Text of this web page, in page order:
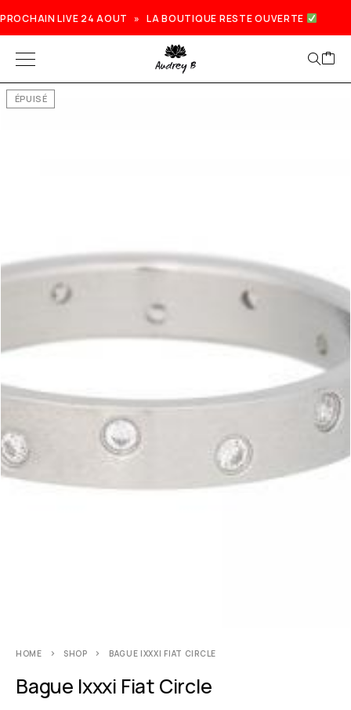
PROCHAIN LIVE 24 AOUT » LA BOUTIQUE RESTE OUVERTE
ÉPUISÉ
HOME SHOP BAGUE IXXXI FIAT CIRCLE
Bague Ixxxi Fiat Circle